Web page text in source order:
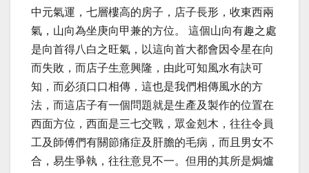
中元氣運，七層樓高的房子，店子長形，收東西兩
氣，山向為坐庚向甲兼的方位。 這個山向有趣之處
是向首得八白之旺氣，以這向首大都會因令星在向
而失敗，而店子生意興隆，由此可知風水有訣可
知，而必須口口相傳，這也是我們相傳風水的方
法，而這店子有一個問題就是生產及製作的位置在
西面方位，西面是三七交戰，眾金剋木，往往令員
工及師傅們有關節痛症及肝膽的毛病，而且男女不
合，易生爭執，往往意見不一。但用的其所是焗爐